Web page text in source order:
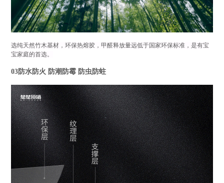
选纯天然竹木基材，环保热熔胶，甲醛释放量远低于国家环保标准，是有宝
宝家庭的首选。
03防水防火 防潮防霉 防虫防蛀